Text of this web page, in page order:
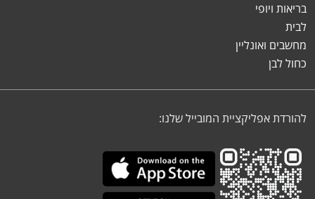
בריאות ויופי
לבית
מחשבים ואונליין
כחול לבן
להורדת אפליקציית המובייל שלנו: